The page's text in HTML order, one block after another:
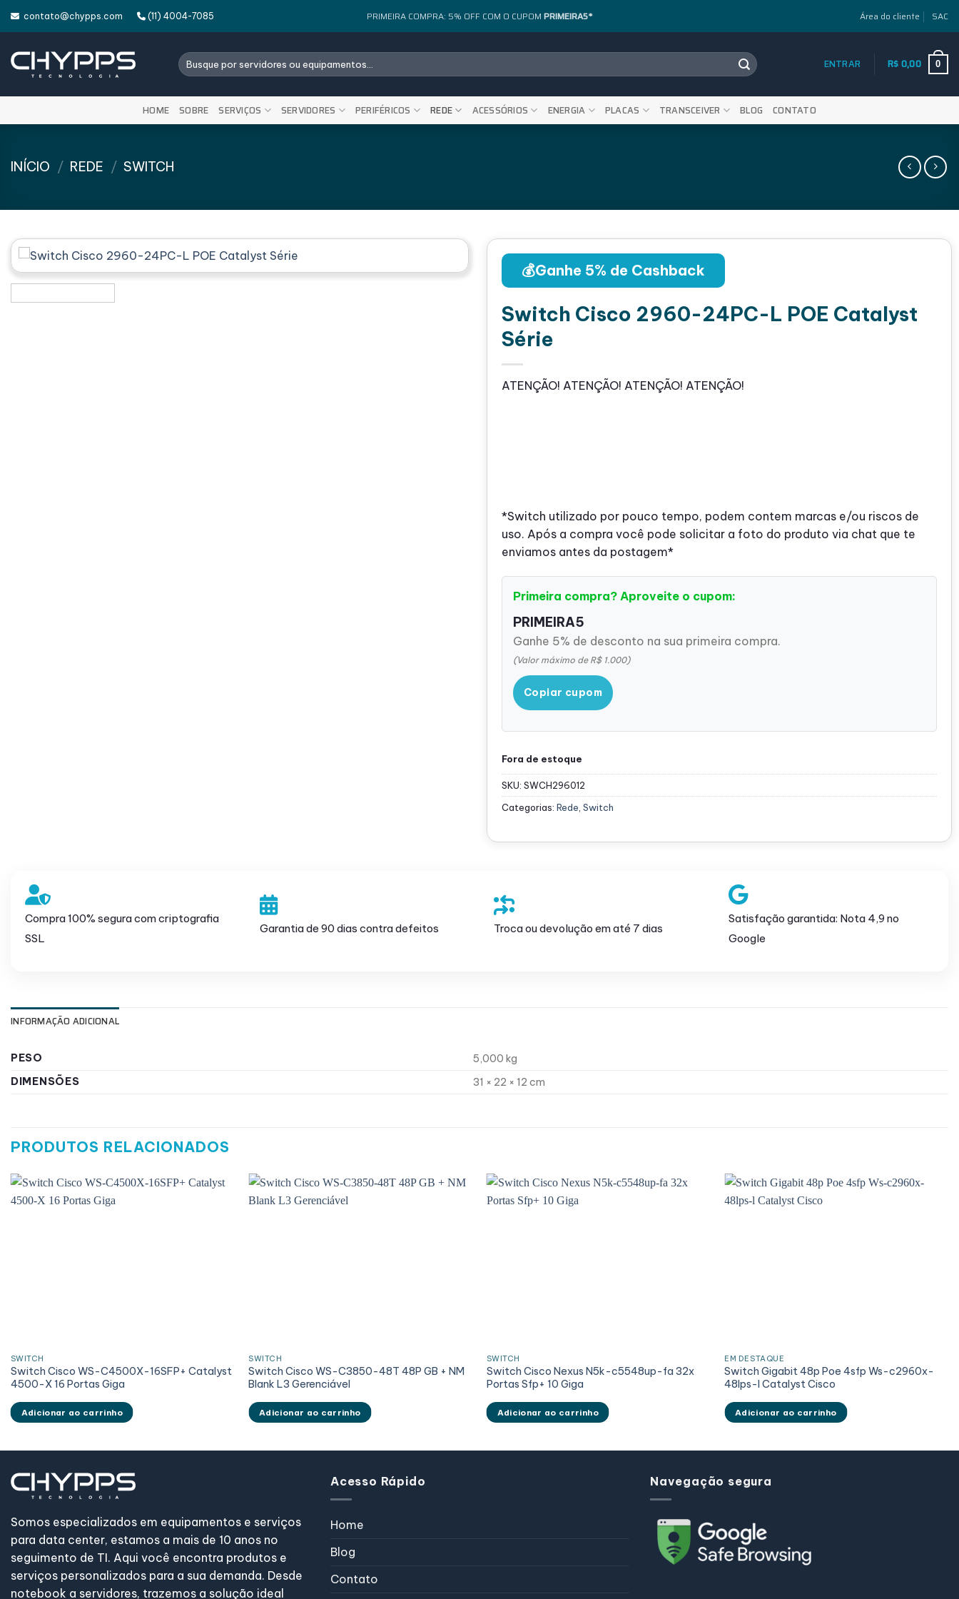
contato@chypps.com (11) 4004-7085 PRIMEIRA COMPRA: 5% OFF COM O CUPOM PRIMEIRA5* Área do cliente SAC
Pesquisar
por:
ENTRAR R$0,00 0
HOME SOBRE SERVIÇOS SERVIDORES PERIFÉRICOS REDE ACESSÓRIOS ENERGIA PLACAS TRANSCEIVER BLOG CONTATO
INÍCIO / REDE / SWITCH
💰Ganhe 5% de Cashback
Switch Cisco 2960-24PC-L POE Catalyst
Série
ATENÇÃO! ATENÇÃO! ATENÇÃO! ATENÇÃO!
*Switch utilizado por pouco tempo, podem contem marcas e/ou riscos de
uso. Após a compra você pode solicitar a foto do produto via chat que te
enviamos antes da postagem*
Primeira compra? Aproveite o cupom:
PRIMEIRA5
Ganhe 5% de desconto na sua primeira compra.
(Valor máximo de R$ 1.000)
Copiar cupom
Fora de estoque
SKU: SWCH296012
Categorias: Rede Switch
Compra 100% segura com criptografia
SSL
Garantia de 90 dias contra defeitos Troca ou devolução em até 7 dias
Satisfação garantida: Nota 4,9 no
Google
INFORMAÇÃO ADICIONAL
PESO
5,000 kg
DIMENSÕES
31 × 22 × 12 cm
PRODUTOS RELACIONADOS
SWITCH
Switch Cisco WS-C4500X-16SFP+ Catalyst
4500-X 16 Portas Giga
Adicionar ao carrinho
SWITCH
Switch Cisco WS-C3850-48T 48P GB + NM
Blank L3 Gerenciável
Adicionar ao carrinho
SWITCH
Switch Cisco Nexus N5k-c5548up-fa 32x
Portas Sfp+ 10 Giga
Adicionar ao carrinho
EM DESTAQUE
Switch Gigabit 48p Poe 4sfp Ws-c2960x-
48lps-l Catalyst Cisco
Adicionar ao carrinho
Somos especializados em equipamentos e serviços
para data center, estamos a mais de 10 anos no
seguimento de TI. Aqui você encontra produtos e
serviços personalizados para a sua demanda. Desde
notebook a servidores, trazemos a solução ideal
Acesso Rápido
Home
Blog
Contato
Navegação segura